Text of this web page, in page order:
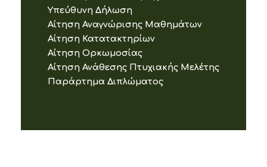
Υπεύθυνη Δήλωση
Αίτηση Αναγνώρισης Μαθημάτων
Αίτηση Κατατακτηρίων
Αίτηση Ορκωμοσίας
Αίτηση Ανάθεσης Πτυχιακής Μελέτης
Παράρτημα Διπλώματος